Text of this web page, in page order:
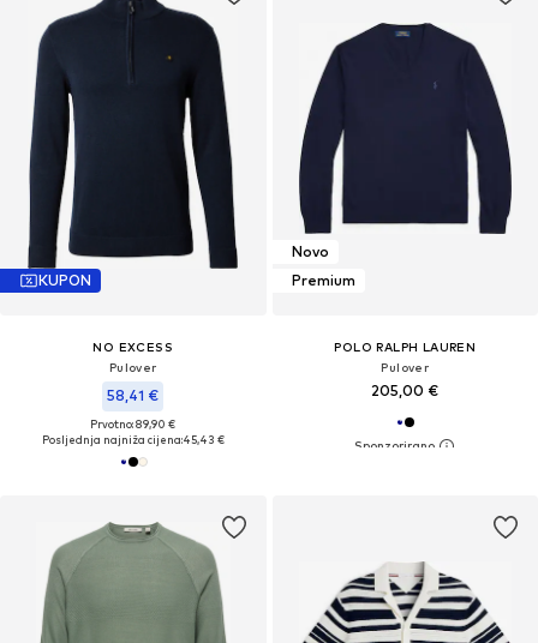
KUPON
NO EXCESS
Pulover
58,41 €
Prvotno: 89,90 €
Posljednja najniža cijena:45,43 €
Novo
Premium
POLO RALPH LAUREN
Pulover
205,00 €